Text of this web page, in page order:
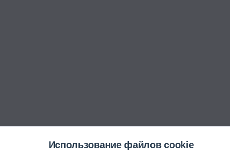
Использование файлов cookie